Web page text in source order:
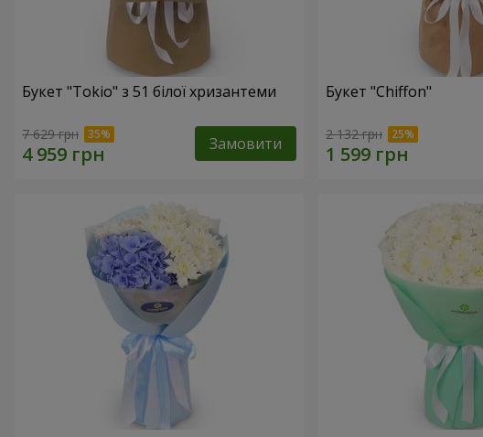
Букет "Tokio" з 51 білої хризантеми
7 629 грн Замовити
Букет "Chiffon"
2 132 грн